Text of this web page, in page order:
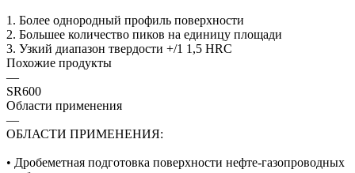
1. Более однородный профиль поверхности
2. Большее количество пиков на единицу площади
3. Узкий диапазон твердости +/1 1,5 HRC
Похожие продукты
—
SR600
Области применения
—
ОБЛАСТИ ПРИМЕНЕНИЯ:
• Дробеметная подготовка поверхности нефте-газопроводных